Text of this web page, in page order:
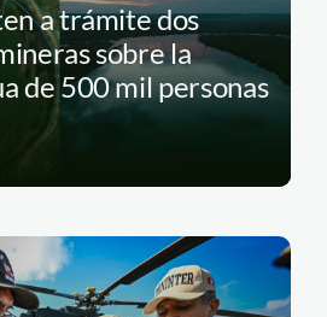
a trámite dos
sobre la
de 500 mil personas